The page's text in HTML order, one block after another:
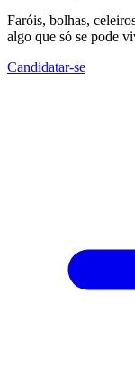
Faróis, bolhas,
algo que só se pode
Candidatar-se